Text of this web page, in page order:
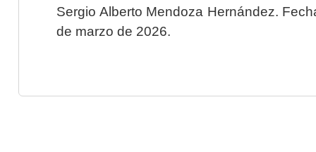
Sergio Alberto Mendoza Hernández.
de marzo de 2026.